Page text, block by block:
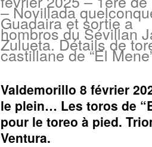
– Novillada
Guadaira et sortie a
hombros du Sévillan
Zulueta. Détails de
castillane de “El
Valdemorillo 8 février
le plein… Les toros de
pour le toreo à pied.
Ventura.